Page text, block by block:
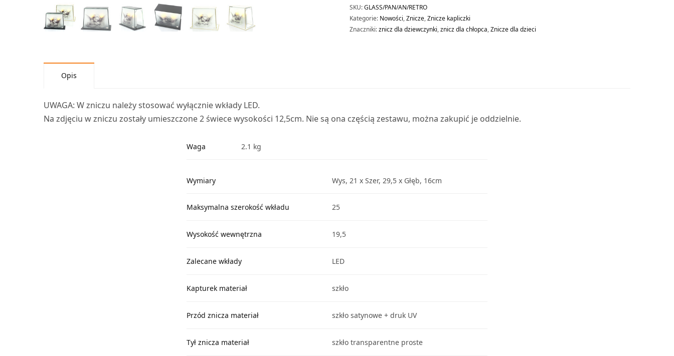
SKU:GLASS/PAN/AN/RETRO
Kategorie: Nowości,Znicze,Znicze kapliczki
Znaczniki:znicz dla dziewczynki,znicz dla chłopca,Znicze dla dzieci
Opis
UWAGA: W zniczu należy stosować wyłącznie wkłady LED.
Na zdjęciu w zniczu zostały umieszczone 2 świece wysokości 12,5cm. Nie są ona częścią zestawu, można zakupić je oddzielnie.
Waga 2.1 kg
Wymiary Wys, 21 x Szer, 29,5 x Głęb, 16cm
Maksymalna szerokość wkładu 25
Wysokość wewnętrzna 19,5
Zalecane wkłady LED
Kapturek materiał szkło
Przód znicza materiał szkło satynowe + druk UV
Tył znicza materiał szkło transparentne proste